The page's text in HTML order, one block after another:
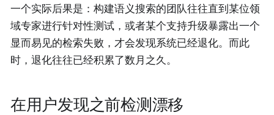
一个实际后果是：构建语义搜索的团队往往直到某位领
域专家进行针对性测试，或者某个支持升级暴露出一个
显而易见的检索失败，才会发现系统已经退化。而此
时，退化往往已经积累了数月之久。
在用户发现之前检测漂移